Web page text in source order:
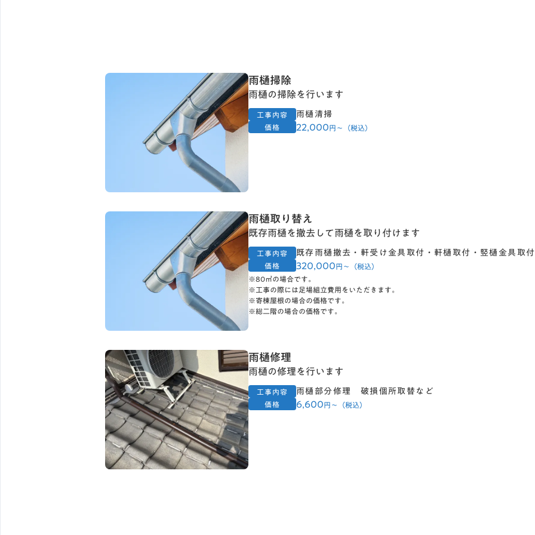
雨樋掃除
雨樋の掃除を行います
工事内容 雨樋清掃
価格 22,000円〜（税込）
雨樋取り替え
既存雨樋を撤去して雨樋を取り付けます
工事内容 既存雨樋撤去・軒受け金具取付・軒樋取付・竪樋金具取
価格 320,000円〜（税込）
※80㎡の場合です。
※工事の際には足場組立費用をいただきます。
※寄棟屋根の場合の価格です。
※総二階の場合の価格です。
雨樋修理
雨樋の修理を行います
工事内容 雨樋部分修理 破損個所取替など
価格 6,600円〜（税込）